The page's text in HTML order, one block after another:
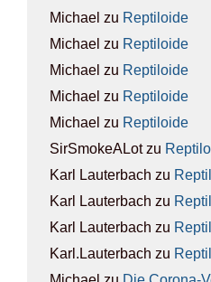
Michael zu Rep­ti­lo­ide
Michael zu Rep­ti­lo­ide
Michael zu Rep­ti­lo­ide
Michael zu Rep­ti­lo­ide
Michael zu Rep­ti­lo­ide
SirSmokeALotzu
Karl Lauterbach zu
Karl Lauterbach zu
Karl Lauterbach zu
Karl.Lauterbach zu